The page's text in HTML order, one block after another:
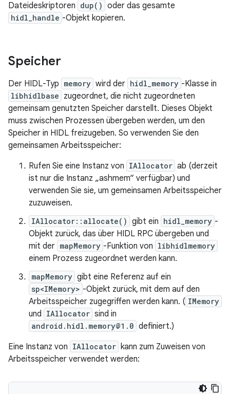
Dateideskriptoren dup() oder das gesamte
hidl_handle -Objekt kopieren.
Speicher
Der HIDL-Typ memory wird der hidl_memory -Klasse in
libhidlbase zugeordnet, die nicht zugeordneten
gemeinsam genutzten Speicher darstellt. Dieses Objekt
muss zwischen Prozessen übergeben werden, um den
Speicher in HIDL freizugeben. So verwenden Sie den
gemeinsamen Arbeitsspeicher:
Rufen Sie eine Instanz von IAllocator ab (derzeit
ist nur die Instanz „ashmem“ verfügbar) und
verwenden Sie sie, um gemeinsamen Arbeitsspeicher
zuzuweisen.
IAllocator::allocate() gibt ein hidl_memory -
Objekt zurück, das über HIDL RPC übergeben und
mit der mapMemory -Funktion von libhidlmemory
einem Prozess zugeordnet werden kann.
mapMemory gibt eine Referenz auf ein
sp<IMemory> -Objekt zurück, mit dem auf den
Arbeitsspeicher zugegriffen werden kann. ( IMemory
und IAllocator sind in
android.hidl.memory@1.0 definiert.)
Eine Instanz von IAllocator kann zum Zuweisen von
Arbeitsspeicher verwendet werden: